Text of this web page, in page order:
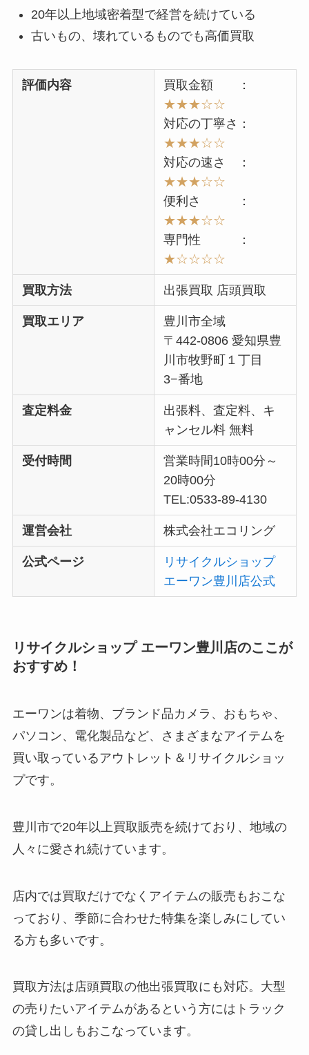
20年以上地域密着型で経営を続けている
古いもの、壊れているものでも高価買取
評価内容
買取金額 ：
★★★☆☆
対応の丁寧さ：
★★★☆☆
対応の速さ ：
★★★☆☆
便利さ ：
★★★☆☆
専門性 ：
★☆☆☆☆
買取方法 出張買取 店頭買取
買取エリア
豊川市全域
〒442-0806 愛知県豊
川市牧野町１丁目
3−番地
査定料金
出張料、査定料、キ
ャンセル料 無料
受付時間
営業時間10時00分～
20時00分
TEL:0533-89-4130
運営会社 株式会社エコリング
公式ページ
リサイクルショップ
エーワン豊川店公式
リサイクルショップ エーワン豊川店のここが
おすすめ！
エーワンは着物、ブランド品カメラ、おもちゃ、
パソコン、電化製品など、さまざまなアイテムを
買い取っているアウトレット＆リサイクルショッ
プです。
豊川市で20年以上買取販売を続けており、地域の
人々に愛され続けています。
店内では買取だけでなくアイテムの販売もおこな
っており、季節に合わせた特集を楽しみにしてい
る方も多いです。
買取方法は店頭買取の他出張買取にも対応。大型
の売りたいアイテムがあるという方にはトラック
の貸し出しもおこなっています。